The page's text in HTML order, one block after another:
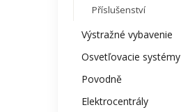
Příslušenství
Výstražné vybavenie
Osvetľovacie systémy
Povodně
Elektrocentrály